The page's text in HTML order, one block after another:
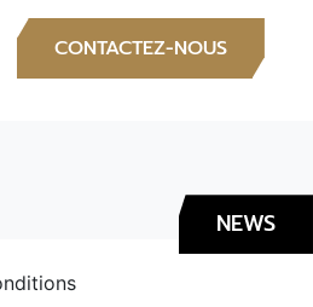
CONTACTEZ-NOUS
NEWS